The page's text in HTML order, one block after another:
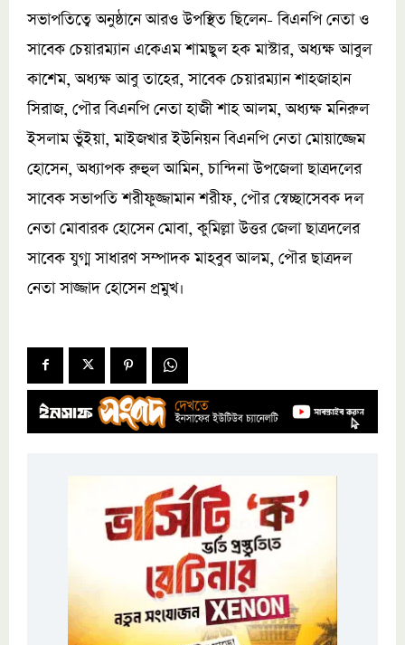
সভাপতিত্বে অনুষ্ঠানে আরও উপস্থিত ছিলেন- বিএনপি নেতা ও
সাবেক চেয়ারম্যান একেএম শামছুল হক মাস্টার, অধ্যক্ষ আবুল
কাশেম, অধ্যক্ষ আবু তাহের, সাবেক চেয়ারম্যান শাহজাহান
সিরাজ, পৌর বিএনপি নেতা হাজী শাহ আলম, অধ্যক্ষ মনিরুল
ইসলাম ভুঁইয়া, মাইজখার ইউনিয়ন বিএনপি নেতা মোয়াজ্জেম
হোসেন, অধ্যাপক রুহুল আমিন, চান্দিনা উপজেলা ছাত্রদলের
সাবেক সভাপতি শরীফুজ্জামান শরীফ, পৌর স্বেচ্ছাসেবক দল
নেতা মোবারক হোসেন মোবা, কুমিল্লা উত্তর জেলা ছাত্রদলের
সাবেক যুগ্ম সাধারণ সম্পাদক মাহবুব আলম, পৌর ছাত্রদল
নেতা সাজ্জাদ হোসেন প্রমুখ।